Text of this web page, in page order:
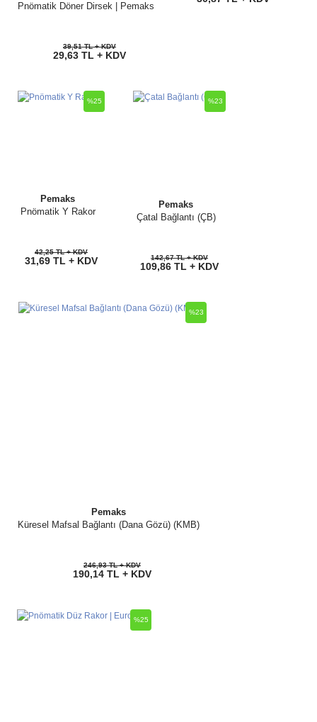
Pnömatik Döner Dirsek | Pemaks
39,51 TL + KDV
29,63 TL + KDV
Pemaks
Pnömatik Y Rakor
%25
42,25 TL + KDV
31,69 TL + KDV
Pemaks
Çatal Bağlantı (ÇB)
%23
142,67 TL + KDV
109,86 TL + KDV
Pemaks
Küresel Mafsal Bağlantı (Dana Gözü) (KMB)
%23
246,93 TL + KDV
190,14 TL + KDV
%25